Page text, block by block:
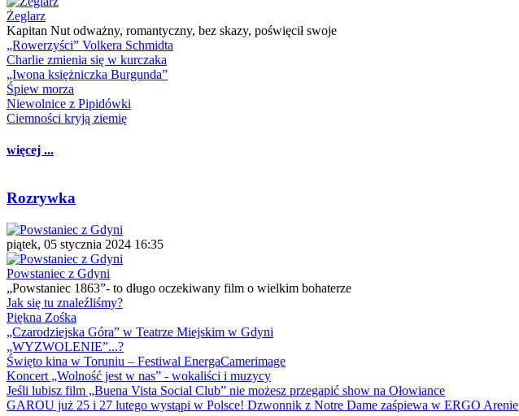
Żeglarz
Kapitan Nut odważny, romantyczny, bez skazy, poświęcił swoje
„Rowerzyści” Volkera Schmidta
Charlie zmienia się w kurczaka
„Iwona księżniczka Burgunda”
Śpiew morza
Niewolnice z Pipidówki
Ciemności kryją ziemię
więcej ...
Rozrywka
piątek, 05 stycznia 2024 16:35
Powstaniec z Gdyni
„Powstaniec 1863”- to długo oczekiwany film o wielkim bohaterze
Jak się tu znaleźliśmy?
Piękna Zośka
„Czarodziejska Góra” w Teatrze Miejskim w Gdyni
„WYZWOLENIE”...?
Święto kina w Toruniu – Festiwal EnergaCamerimage
Koncert „Wolność jest w nas” - wokaliści i muzycy
Jeśli lubisz film „Buena Vista Social Club” nie możesz przegapić show na Ołowiance
GAROU już 25 i 27 lutego wystąpi w Polsce! Dzwonnik z Notre Dame zaśpiewa w ERGO Arenie